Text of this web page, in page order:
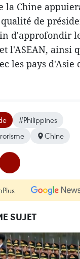
la Chine
de
d'approfondir
l'ASEAN, ainsi
les pays d'Asie
#Philippines
Chine
SUJET